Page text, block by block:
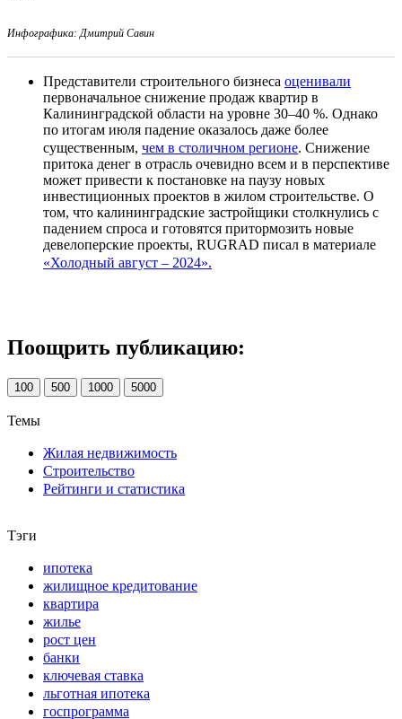
Инфографика: Дмитрий Савин
Представители строительного бизнеса оценивали
первоначальное снижение продаж квартир в
Калининградской области на уровне 30–40 %. Однако
по итогам июля падение оказалось даже более
существенным, чем в столичном регионе. Снижение
притока денег в отрасль очевидно всем и в перспективе
может привести к постановке на паузу новых
инвестиционных проектов в жилом строительстве. О
том, что калининградские застройщики столкнулись с
падением спроса и готовятся притормозить новые
девелоперские проекты, RUGRAD писал в материале
«Холодный август – 2024».
Поощрить публикацию:
100 500 1000 5000
Темы
Жилая недвижимость
Строительство
Рейтинги и статистика
Тэги
ипотека
жилищное кредитование
квартира
жилье
рост цен
банки
ключевая ставка
льготная ипотека
госпрограмма